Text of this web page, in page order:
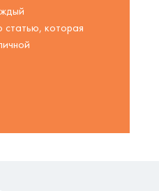
статью, которая